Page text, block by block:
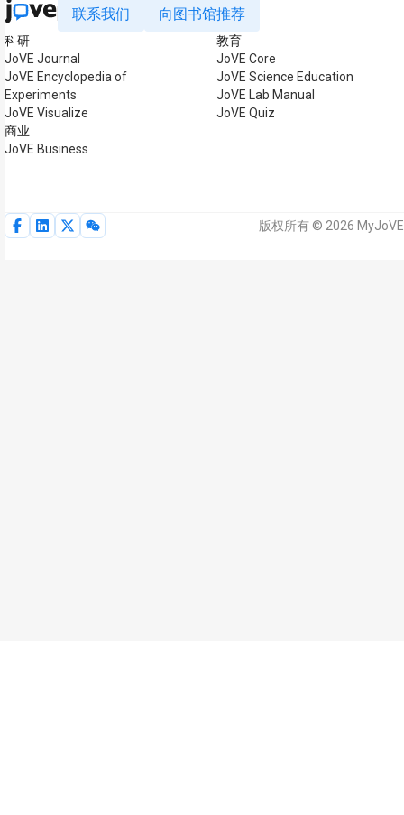
联系我们 向图书馆推荐
科研
JoVE Journal
JoVE Encyclopedia of
Experiments
JoVE Visualize
商业
JoVE Business
教育
JoVE Core
JoVE Science Education
JoVE Lab Manual
JoVE Quiz
版权所有 © 2026